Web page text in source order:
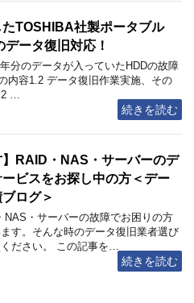
たTOSHIBA社製ポータブル
データ復旧対応！
分のデータが入っていたHDDの故障
内容1.2 データ復旧作業実施、その
…
続きを読む
】RAID・NAS・サーバーのデ
ビスをお探し中の方＜デー
ログ＞
NAS・サーバーの故障でお困りの方
す。そんな時のデータ復旧業者選び
ださい。 この記事を…
続きを読む